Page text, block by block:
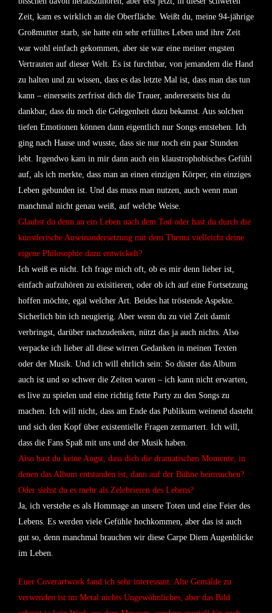
Zeit, kam es wirklich an die Oberfläche. Weißt du, meine 94-jährige
Großmutter starb, sie hatte ein sehr erfülltes Leben und ihre Zeit
war wohl einfach gekommen, aber sie war eine meiner engsten
Vertrauten auf dieser Welt. Es ist furchtbar, von jemandem die Hand
zu halten und zu wissen, dass es das letzte Mal ist, dass man das tun
kann – einerseits zerfrisst dich die Trauer, andererseits bist du
dankbar, dass du noch die Gelegenheit dazu bekamst. Aus solchen
tiefen Emotionen können dann eigentlich nur Songs entstehen. Ich
ging nach Hause und wusste, dass sie nur noch ein paar Stunden
lebt. Irgendwo kam in mir dann auch ein klaustrophobisches Gefühl
auf, als ich merkte, dass man an einen einzigen Körper, ein einziges
Leben gebunden ist. Und das muss man nutzen, auch wenn man
manchmal nicht genau weiß, auf welche Weise.
Glaubst du denn an ein Leben nach dem Tod oder hast du durch die
künstlerische Auseinandersetzung mit dem Thema vielleicht deine
eigene Philosophie dazu entwickelt?
Ich weiß es nicht. Ich frage mich oft, ob es mir denn lieber ist,
einfach aufzuhören zu exisitieren, oder ob ich auf eine Fortsetzung
hoffen möchte, egal welcher Art. Beides hat tröstende Aspekte.
Sicherlich bin ich neugierig. Aber wenn du zu viel Zeit damit
verbringst, darüber nachzudenken, nützt das ja auch nichts. Also
verpacke ich lieber all diese wirren Gedanken in meinen Texten
oder der Musik. Und ich will ehrlich sein: So düster das Album
auch ist und so schwer die Zeiten waren – ich kann nicht erwarten,
es live zu spielen und eine richtig fette Party zu den Songs zu
machen. Ich will nicht, dass am Ende das Publikum weinend dasteht
und sich den Kopf über existentielle Fragen zermartert. Ich will,
dass die Fans Spaß mit uns und der Musik haben.
Also hast du keine Angst, dass dich die dramatischen Momente, in
denen das Album entstanden ist, dann auf der Bühne heimsuchen?
Oder siehst du es mehr als Zelebrieren des Lebens?
Ja, ich verstehe es als Hommage an unsere Toten und eine Feier des
Lebens. Es werden viele Gefühle hochkommen, aber das ist auch
gut so, denn manchmal brauchen wir diese Carpe Diem Augenblicke
im Leben.
Euer Coverartwork fand ich sehr interessant. Alte Gemälde zu
verwenden ist im Metal nichts Ungewöhnliches, aber das Bild